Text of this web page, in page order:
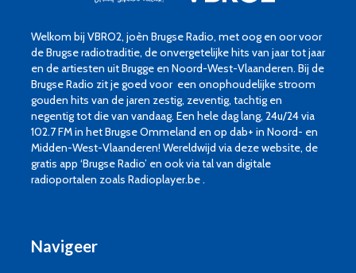
Welkom bij VBRO2, joèn Brugse Radio, met oog en oor voor
de Brugse radiotraditie, de onvergetelijke hits van jaar tot jaar
en de artiesten uit Brugge en Noord-West-Vlaanderen. Bij de
Brugse Radio zit je goed voor een onophoudelijke stroom
gouden hits van de jaren zestig, zeventig, tachtig en
negentig tot die van vandaag. Een hele dag lang, 24u/24 via
102.7 FM in het Brugse Ommeland en op dab+ in Noord- en
Midden-West-Vlaanderen! Wereldwijd via deze website, de
gratis app ‘Brugse Radio’ en ook via tal van digitale
radioportalen zoals Radioplayer.be .
Navigeer